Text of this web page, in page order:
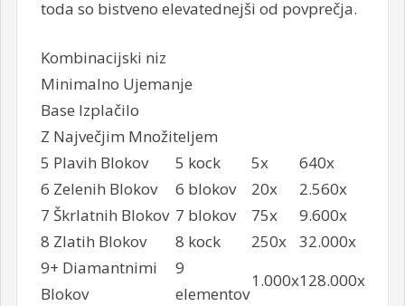
toda so bistveno elevatednejši od povprečja.
Kombinacijski niz
Minimalno Ujemanje
Base Izplačilo
Z Največjim Množiteljem
5 Plavih Blokov
5 kock 5x
640x
6 Zelenih Blokov
6 blokov 20x
2.560x
7 Škrlatnih Blokov 7 blokov 75x
9.600x
8 Zlatih Blokov
8 kock 250x
32.000x
9+ Diamantnimi
Blokov
9
elementov
1.000x128.000x